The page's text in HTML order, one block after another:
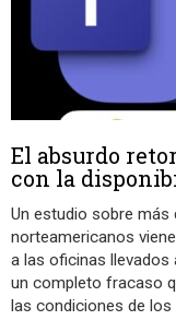
El absurdo
con la
Un estudio sobre más
norteamericanos
a las oficinas
un completo fracaso
las condiciones de los